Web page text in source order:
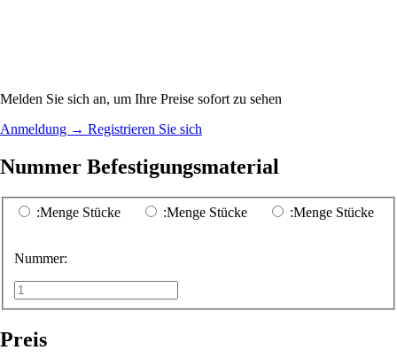
Melden Sie sich an, um Ihre Preise sofort zu sehen
Anmeldung → Registrieren Sie sich
Nummer Befestigungsmaterial
:Menge Stücke :Menge Stücke :Menge Stücke
Nummer:
Preis